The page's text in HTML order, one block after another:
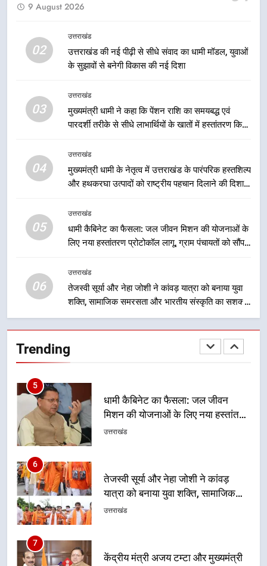
9 August 2026
02
उत्तराखंड
उत्तराखंड की नई पीढ़ी से सीधे संवाद का धामी मॉडल, युवाओं
के सुझावों से बनेगी विकास की नई दिशा
03
उत्तराखंड
मुख्यमंत्री धामी ने कहा कि पेंशन राशि का समयबद्ध एवं
पारदर्शी तरीके से सीधे लाभार्थियों के खातों में हस्तांतरण किया
लाभ मिल रहा है
04
उत्तराखंड
मुख्यमंत्री धामी के नेतृत्व में उत्तराखंड के पारंपरिक हस्तशिल्प
और हथकरघा उत्पादों को राष्ट्रीय पहचान दिलाने की दिशा में
05
उत्तराखंड
धामी कैबिनेट का फैसला: जल जीवन मिशन की योजनाओं के
लिए नया हस्तांतरण प्रोटोकॉल लागू, ग्राम पंचायतों को सौंपने
06
उत्तराखंड
तेजस्वी सूर्या और नेहा जोशी ने कांवड़ यात्रा को बनाया युवा
शक्ति, सामाजिक समरसता और भारतीय संस्कृति का सशक्त
संदेश
Trending
विकास की नई दिशा
उत्तराखंड
मुख्यमंत्री धामी ने कहा कि पेंशन राशि का
समयबद्ध एवं पारदर्शी तरीके से सीधे
योजनाओं का सीधे लाभ मिल रहा है
4
मुख्यमंत्री धामी के नेतृत्व में उत्तराखंड के
निरंतर प्रयास
मिशन की योजनाओं के लिए नया हस्तांतरण
प्रोटोकॉल लागू, ग्राम पंचायतों को सौंपने
6
तेजस्वी सूर्या और नेहा जोशी ने कांवड़
यात्रा को बनाया युवा शक्ति, सामाजिक
समरसता और भारतीय संस्कृति का सशक्त
उत्तराखंड
7
केंद्रीय मंत्री अजय टम्टा और मुख्यमंत्री
धामी की बैठक, सड़क परियोजनाओं पर
हुआ मंथन
उत्तराखंड
8
एमडीडीए बोर्ड बैठक में 25 विकास प्रस्तावों